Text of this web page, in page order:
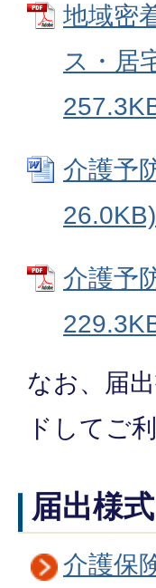
地域密
ス・居
介護予
26.0KB)
介護予
なお、届
ドしてご
届出様式
介護保